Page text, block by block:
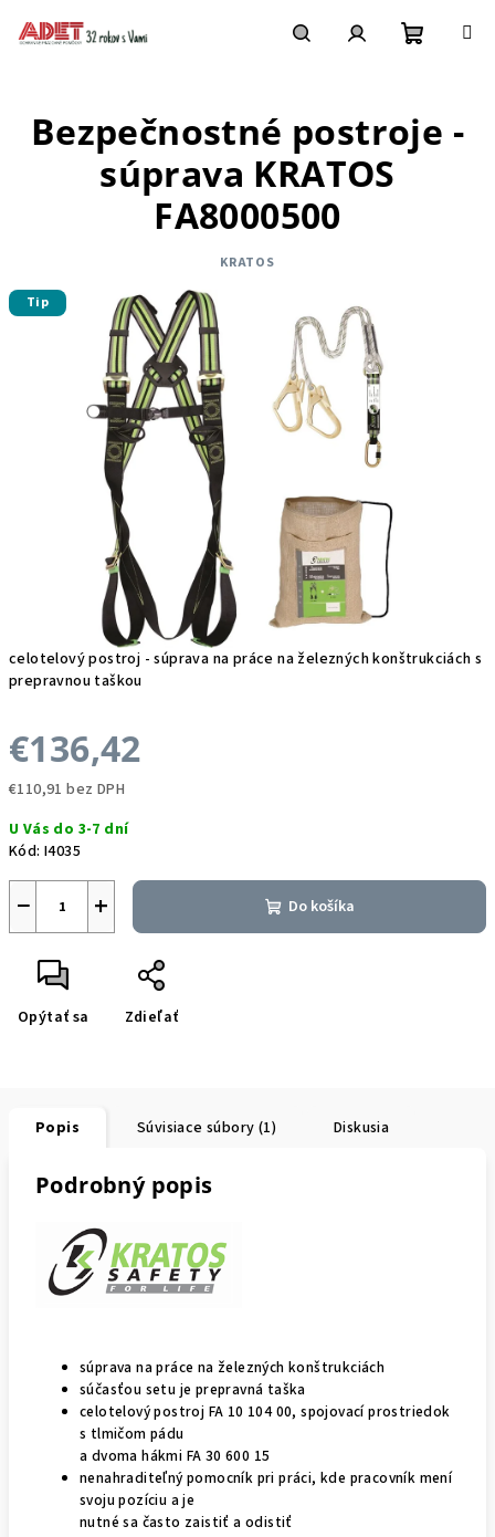
košík
celotelový postroj - súprava na práce na železných konštrukciách s
prepravnou taškou
€136,42
€110,91 bez DPH
cena:
U Vás do 3-7 dní
Kód: I4035
+
− Do košíka
Opýtať sa Zdieľať
Bezpečnostné postroje -
súprava KRATOS
FA8000500
KRATOS
Tip
Popis Súvisiace súbory (1) Diskusia
Podrobný popis
súprava na práce na železných konštrukciách
súčasťou setu je prepravná taška
celotelový postroj FA 10 104 00, spojovací prostriedok
s tlmičom pádu
a dvoma hákmi FA 30 600 15
nenahraditeľný pomocník pri práci, kde pracovník mení
svoju pozíciu a je
nutné sa často zaistiť a odistiť